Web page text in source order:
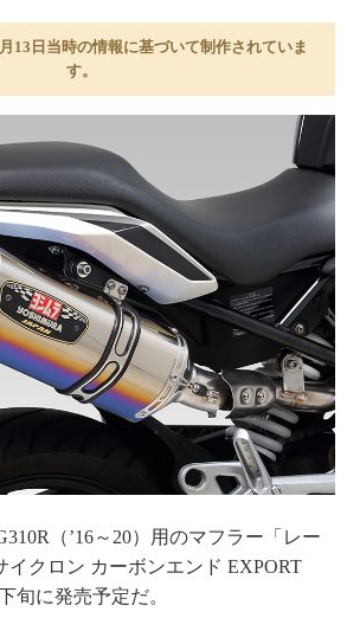
13日当時の情報に基づいて制作されていま
す。
（’16～20）用のマフラー「レー
イクロン カーボンエンド EXPORT
旬に発売予定だ。